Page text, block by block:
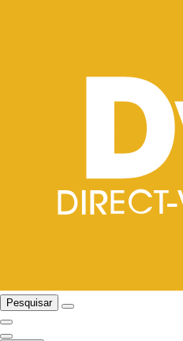
Pesquisar